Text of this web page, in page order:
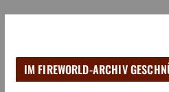
IM FIREWORLD-ARCHIV